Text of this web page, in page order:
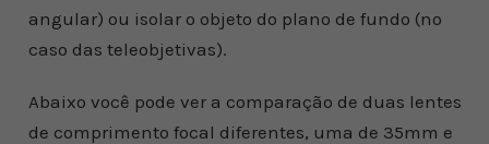
angular) ou isolar o objeto do plano de fundo (no
caso das teleobjetivas).
Abaixo você pode ver a comparação de duas lentes
de comprimento focal diferentes, uma de 35mm e